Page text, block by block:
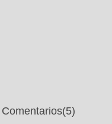
Comentarios(5)